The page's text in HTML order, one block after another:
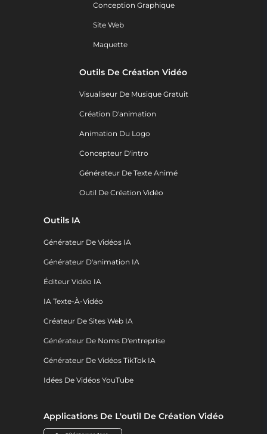
Conception Graphique
Site Web
Maquette
Outils De Création Vidéo
Visualiseur De Musique Gratuit
Création D'animation
Animation Du Logo
Concepteur D'intro
Générateur De Texte Animé
Outil De Création Vidéo
Outils IA
Générateur De Vidéos IA
Générateur D'animation IA
Éditeur Vidéo IA
IA Texte-À-Vidéo
Créateur De Sites Web IA
Générateur De Noms D'entreprise
Générateur De Vidéos TikTok IA
Idées De Vidéos YouTube
Applications De L'outil De Création Vidéo